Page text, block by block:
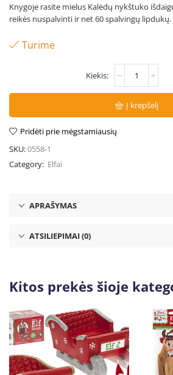
Knygoje rasite mielus Kalėdų nykštuko
reikės nuspalvinti ir net 60 spalvingų lipdukų.
Turime
Į krepšelį
Pridėti prie mėgstamiausių
SKU:0558-1
Category: Elfai
APRAŠYMAS
ATSILIEPIMAI (0)
Kitos prekės šioje